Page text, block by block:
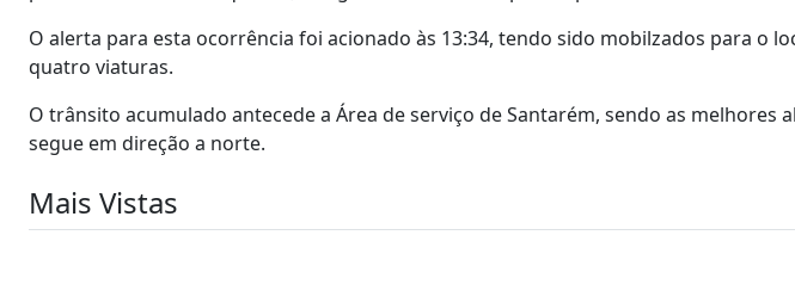
O alerta para esta ocorrência foi acionado às 13:34, tendo sido mobilzados para o
quatro viaturas.
O trânsito acumulado antecede a Área de serviço de Santarém, sendo as melhores
segue em direção a norte.
Mais Vistas